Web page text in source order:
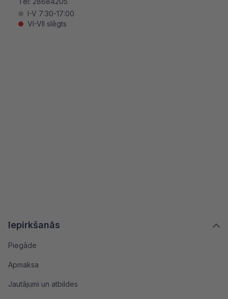
Iepirkšanās
Piegāde
Apmaksa
Jautājumi un atbildes
I-V 7:30-17:00
VI-VII slēgts